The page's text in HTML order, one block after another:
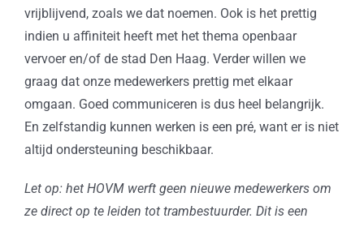
vrijblijvend, zoals we dat noemen. Ook is het prettig
indien u affiniteit heeft met het thema openbaar
vervoer en/of de stad Den Haag. Verder willen we
graag dat onze medewerkers prettig met elkaar
omgaan. Goed communiceren is dus heel belangrijk.
En zelfstandig kunnen werken is een pré, want er is niet
altijd ondersteuning beschikbaar.
Let op: het HOVM werft geen nieuwe medewerkers om
ze direct op te leiden tot trambestuurder. Dit is een